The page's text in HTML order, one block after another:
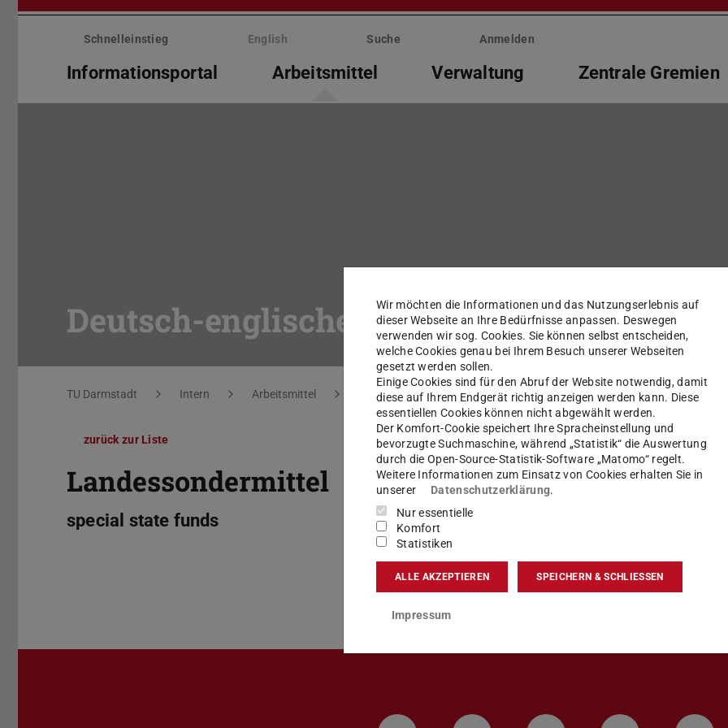
Menü
überspringenSchnelleinstieg English Suche Anmelden
Informationsportal Arbeitsmittel Verwaltung Zentrale Gremien
Deutsch-englische Übersetzungen
Sie befinden sich hier:
TU Darmstadt Intern Arbeitsmittel Wörterbuch Deutsch / Englisch
zurück zur Liste
Landessondermittel
special state funds
Wir möchten die Informationen und das Nutzungserlebnis auf
dieser Webseite an Ihre Bedürfnisse anpassen. Deswegen
verwenden wir sog. Cookies. Sie können selbst entscheiden,
welche Cookies genau bei Ihrem Besuch unserer Webseiten
gesetzt werden sollen.
Einige Cookies sind für den Abruf der Website notwendig, damit
diese auf Ihrem Endgerät richtig anzeigen werden kann. Diese
essentiellen Cookies können nicht abgewählt werden.
Der Komfort-Cookie speichert Ihre Spracheinstellung und
bevorzugte Suchmaschine, während „Statistik“ die Auswertung
durch die Open-Source-Statistik-Software „Matomo“ regelt.
Weitere Informationen zum Einsatz von Cookies erhalten Sie in
unserer
Datenschutzerklärung.
Nur essentielle
Komfort
Statistiken
ALLE AKZEPTIEREN SPEICHERN & SCHLIESSEN
Impressum